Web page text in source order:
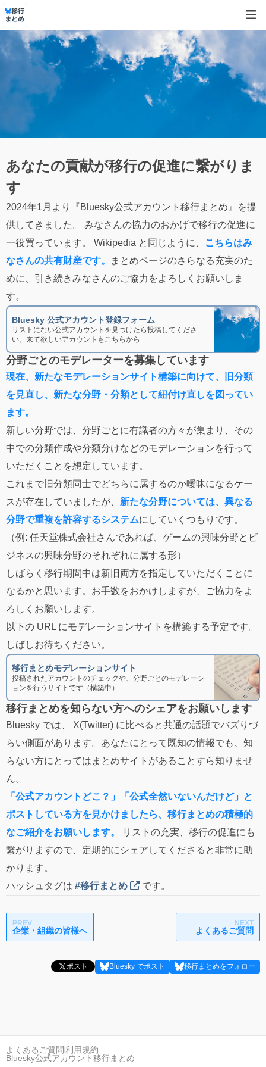
あなたの貢献が移行の促進に繋がりま
す
2024年1月より『Bluesky公式アカウント移行まとめ』を提
供してきました。 みなさんの協力のおかげで移行の促進に
一役買っています。 Wikipedia と同じように、
こちらはみ
なさんの共有財産です。
まとめページのさらなる充実のた
めに、引き続きみなさんのご協力をよろしくお願いしま
す。
Bluesky 公式アカウント登録フォーム
リストにない公式アカウントを見つけたら投稿してくださ
い。来て欲しいアカウントもこちらから
分野ごとのモデレーターを募集しています
現在、新たなモデレーションサイト構築に向けて、旧分類
を見直し、新たな分野・分類として紐付け直しを図ってい
ます。
新しい分野では、分野ごとに有識者の方々が集まり、その
中での分類作成や分類分けなどのモデレーションを行って
いただくことを想定しています。
これまで旧分類同士でどちらに属するのか曖昧になるケー
スが存在していましたが、 新たな分野については、異なる
分野で重複を許容するシステムにしていくつもりです。
（例: 任天堂株式会社さんであれば、ゲームの興味分野とビ
ジネスの興味分野のそれぞれに属する形）
しばらく移行期間中は新旧両方を指定していただくことに
なるかと思います。お手数をおかけしますが、ご協力をよ
ろしくお願いします。
以下の URL にモデレーションサイトを構築する予定です。
しばしお待ちください。
移行まとめモデレーションサイト
投稿されたアカウントのチェックや、分野ごとのモデレーシ
ョンを行うサイトです（構築中）
移行まとめを知らない方へのシェアをお願いします
Bluesky では、 X(Twitter) に比べると共通の話題でバズりづ
らい側面があります。あなたにとって既知の情報でも、知
らない方にとってはまとめサイトがあることすら知りませ
ん。
「公式アカウントどこ？」「公式全然いないんだけど」と
ポストしている方を見かけましたら、移行まとめの積極的
なご紹介をお願いします。
リストの充実、移行の促進にも
繋がりますので、定期的にシェアしてくださると非常に助
かります。
ハッシュタグは #移行まとめ です。
PREV
企業・組織の皆様へ
NEXT
よくあるご質問
ポスト Bluesky でポスト 移行まとめをフォロー
よくあるご質問 利用規約
Bluesky公式アカウント移行まとめ